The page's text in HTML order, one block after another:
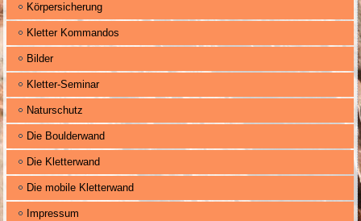
Körpersicherung
Kletter Kommandos
Bilder
Kletter-Seminar
Naturschutz
Die Boulderwand
Die Kletterwand
Die mobile Kletterwand
Impressum